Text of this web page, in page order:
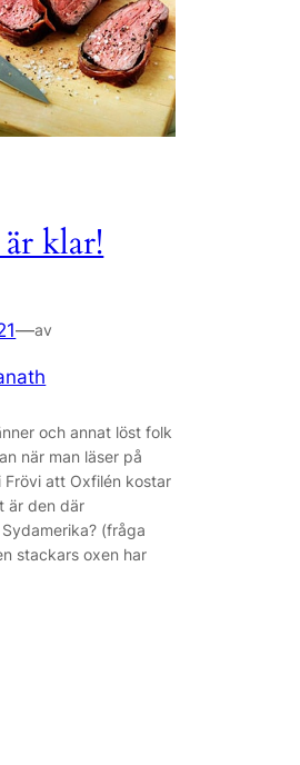
klar!
—av
och annat löst folk
när man läser på
att Oxfilén kostar
är den där
(fråga
stackars oxen har